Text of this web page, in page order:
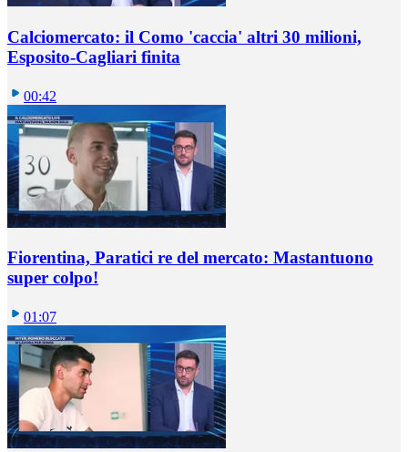
Calciomercato: il Como 'caccia' altri 30 milioni,
Esposito-Cagliari finita
00:42
Fiorentina, Paratici re del mercato: Mastantuono
super colpo!
01:07